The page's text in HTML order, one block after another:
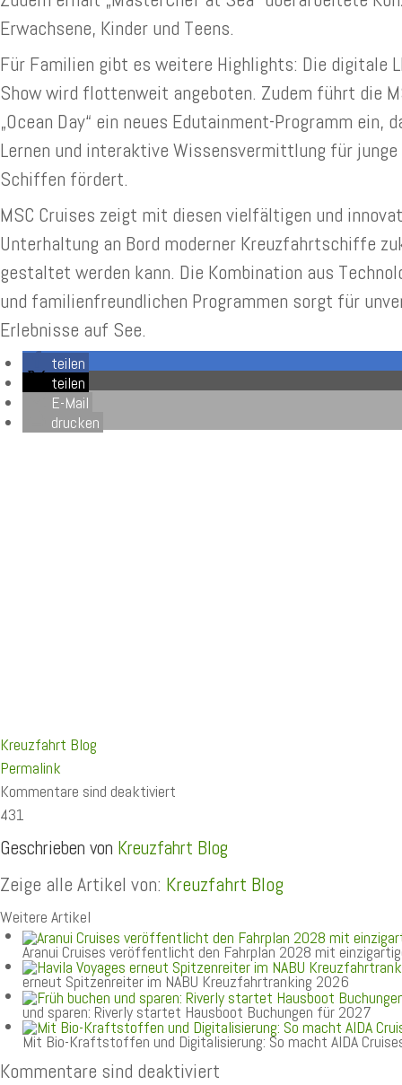
Erwachsene, Kinder und Teens.
Für Familien gibt es weitere Highlights: Die digitale
Show wird flottenweit angeboten. Zudem führt die
„Ocean Day“ ein neues Edutainment-Programm ein,
Lernen und interaktive Wissensvermittlung für
Schiffen fördert.
MSC Cruises zeigt mit diesen vielfältigen und
Unterhaltung an Bord moderner Kreuzfahrtschiffe
gestaltet werden kann. Die Kombination aus
und familienfreundlichen Programmen sorgt für
Erlebnisse auf See.
teilen
teilen
E-Mail
drucken
Kreuzfahrt Blog
Permalink
Kommentare sind deaktiviert
431
Geschrieben von Kreuzfahrt Blog
Zeige alle Artikel von: Kreuzfahrt Blog
Weitere Artikel
Aranui Cruises veröffentlicht den Fahrplan 2028 mit
erneut Spitzenreiter im NABU Kreuzfahrtranking 2026
und sparen: Riverly startet Hausboot Buchungen für 2027
Mit Bio-Kraftstoffen und Digitalisierung: So macht AIDA
Kommentare sind deaktiviert